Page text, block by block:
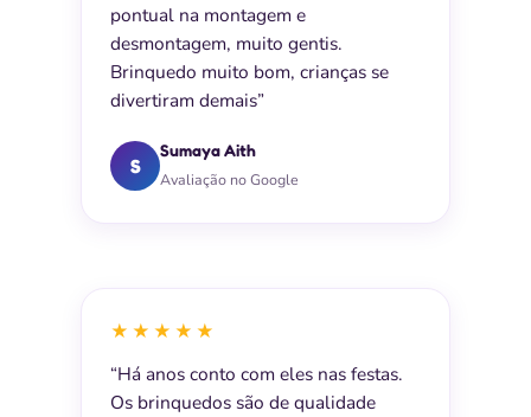
pontual na montagem e
desmontagem, muito gentis.
Brinquedo muito bom, crianças se
divertiram demais”
S
Sumaya Aith
Avaliação no Google
★★★★★
“Há anos conto com eles nas festas.
Os brinquedos são de qualidade